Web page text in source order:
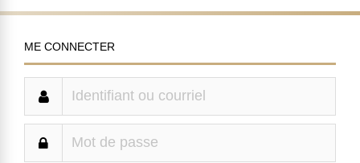
ME CONNECTER